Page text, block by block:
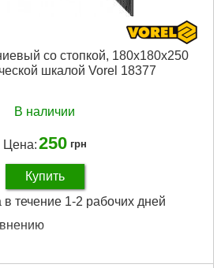
со стопкой, 180х180х250
шкалой Vorel 18377
В наличии
Цена:250 грн
Купить
в течение 1-2 рабочих дней